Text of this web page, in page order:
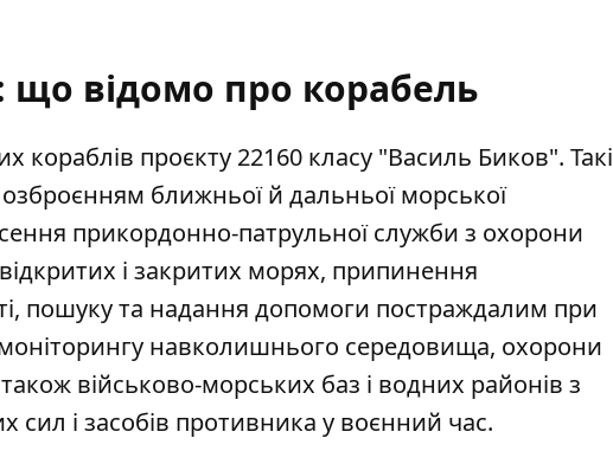
що відомо про корабель
кораблів проєкту 22160 класу "Василь Биков". Такі
ближньої й дальньої морської
прикордонно-патрульної служби з охорони
і закритих морях, припинення
пошуку та надання допомоги постраждалим при
навколишнього середовища, охорони
військово-морських баз і водних районів з
і засобів противника у воєнний час.